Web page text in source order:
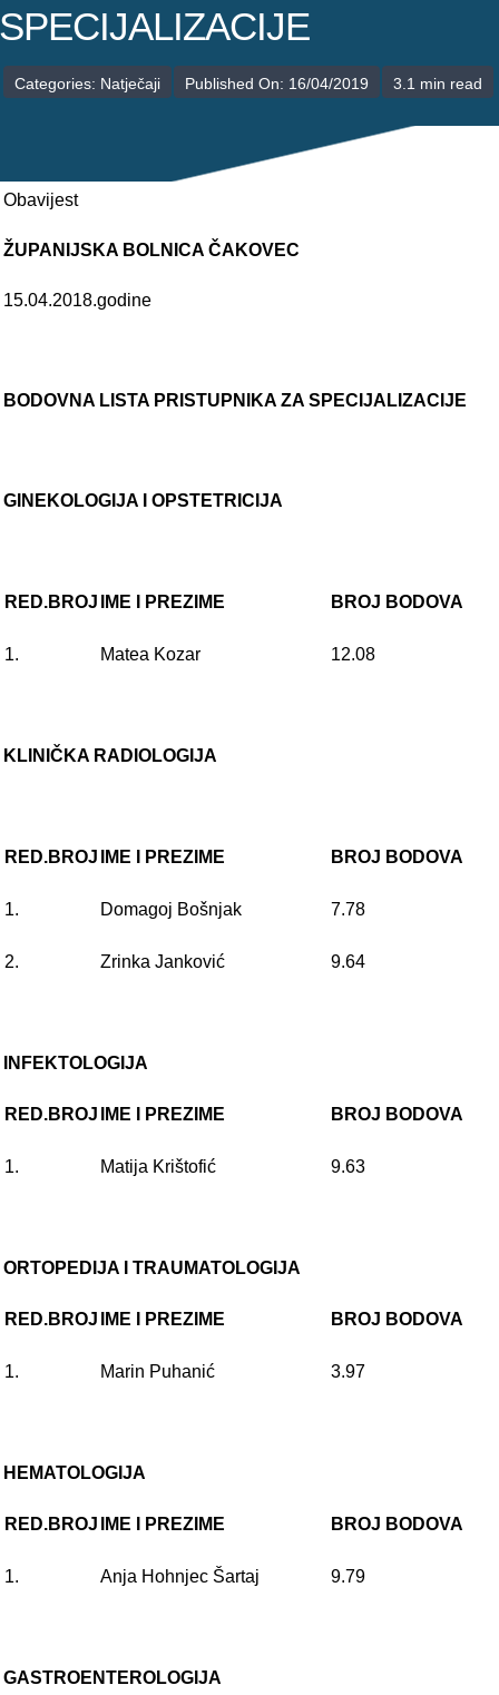
PALIJATIVNA SKRB
Categories: Natječaji Published On: 16/04/2019 3.1 min read
Obavijest
ŽUPANIJSKA BOLNICA ČAKOVEC
15.04.2018.godine
BODOVNA LISTA PRISTUPNIKA ZA SPECIJALIZACIJE
GINEKOLOGIJA I OPSTETRICIJA
RED.BROJ IME I PREZIME BROJ BODOVA
1. Matea Kozar 12.08
KLINIČKA RADIOLOGIJA
RED.BROJ IME I PREZIME BROJ BODOVA
1. Domagoj Bošnjak 7.78
2. Zrinka Janković 9.64
INFEKTOLOGIJA
RED.BROJ IME I PREZIME BROJ BODOVA
1. Matija Krištofić 9.63
ORTOPEDIJA I TRAUMATOLOGIJA
RED.BROJ IME I PREZIME BROJ BODOVA
1. Marin Puhanić 3.97
HEMATOLOGIJA
RED.BROJ IME I PREZIME BROJ BODOVA
1. Anja Hohnjec Šartaj 9.79
GASTROENTEROLOGIJA